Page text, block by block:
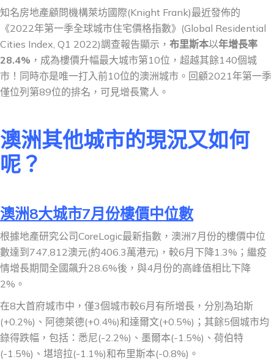
知名房地產顧問機構萊坊國際(Knight Frank)最近發佈的
《2022年第一季全球城市住宅價格指數》(Global Residential
Cities Index, Q1 2022)調查報告顯示， 布里斯本以年增長率
28.4% ，成為樓價升幅最大城市第10位，超越其餘140個城
市！同時亦是唯一打入前10位的澳洲城市。回顧2021年第一季
僅位列第89位的排名，可見增長驚人。
澳洲其他城市的現況又如何
呢？
澳洲8大城市7月份樓價中位數
根據地產研究公司CoreLogic最新指數，澳洲7月份的樓價中位
數達到747,812澳元(約406.3萬港元)，較6月下降1.3%；繼疫
情增長期間全國飆升28.6%後，與4月份的高峰值相比下降
2%。
在8大首府城市中，僅3個城市較6月有所增長，分別為珀斯
(+0.2%)、阿德萊德(+0.4%)和達爾文(+0.5%)；其餘5個城市均
錄得跌幅，包括：悉尼(-2.2%)、墨爾本(-1.5%)、荷伯特
(-1.5%)、堪培拉(-1.1%)和布里斯本(-0.8%)。